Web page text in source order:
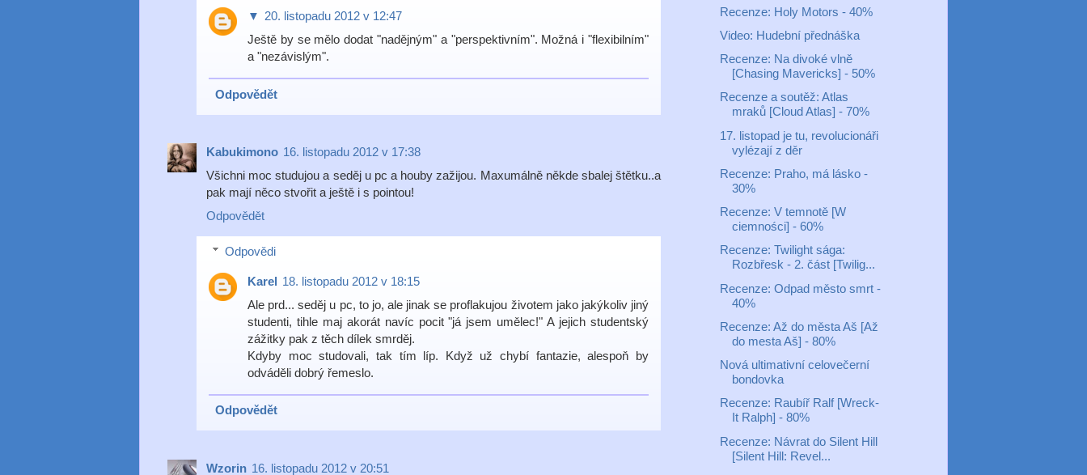
▼ 20. listopadu 2012 v 12:47
Ještě by se mělo dodat "nadějným" a "perspektivním". Možná i "flexibilním"
a "nezávislým".
Odpovědět
Kabukimono 16. listopadu 2012 v 17:38
Všichni moc studujou a seděj u pc a houby zažijou. Maxumálně někde sbalej štětku..a
pak mají něco stvořit a ještě i s pointou!
Odpovědět
Odpovědi
Karel 18. listopadu 2012 v 18:15
Ale prd... seděj u pc, to jo, ale jinak se proflakujou životem jako jakýkoliv jiný
studenti, tihle maj akorát navíc pocit "já jsem umělec!" A jejich studentský
zážitky pak z těch dílek smrděj.
Kdyby moc studovali, tak tím líp. Když už chybí fantazie, alespoň by
odváděli dobrý řemeslo.
Odpovědět
Wzorin 16. listopadu 2012 v 20:51
Recenze: Holy Motors - 40%
Video: Hudební přednáška
Recenze: Na divoké vlně
[Chasing Mavericks] - 50%
Recenze a soutěž: Atlas
mraků [Cloud Atlas] - 70%
17. listopad je tu, revolucionáři
vylézají z děr
Recenze: Praho, má lásko -
30%
Recenze: V temnotě [W
ciemności] - 60%
Recenze: Twilight sága:
Rozbřesk - 2. část [Twilig...
Recenze: Odpad město smrt -
40%
Recenze: Až do města Aš [Až
do mesta Aš] - 80%
Nová ultimativní celovečerní
bondovka
Recenze: Raubíř Ralf [Wreck-
It Ralph] - 80%
Recenze: Návrat do Silent Hill
[Silent Hill: Revel...